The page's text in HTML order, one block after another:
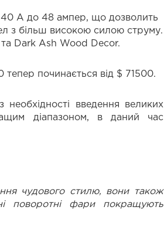
40 А до 48 ампер, що дозволить
з більш високою силою струму.
Dark Ash Wood Decor.
тепер починається від $ 71500.
введення великих
діапазоном, в даний час
чудового стилю, вони також
поворотні фари покращують